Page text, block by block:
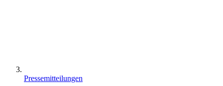
Pressemitteilungen